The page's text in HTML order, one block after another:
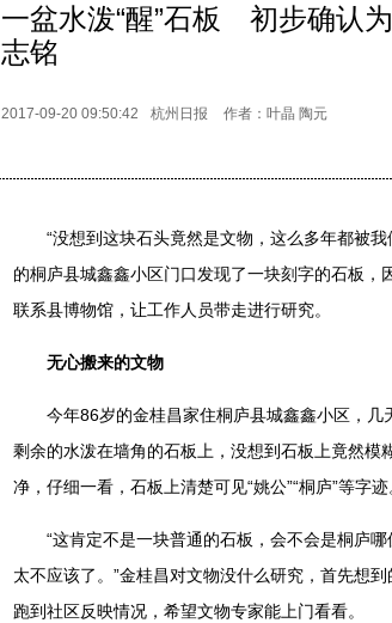
一盆水泼“醒”石板 初步确认
志铭
2017-09-20 09:50:42 杭州日报 作者：叶晶 陶元
“没想到这块石头竟然是文物，这么多年都被我
的桐庐县城鑫鑫小区门口发现了一块刻字的石板
联系县博物馆，让工作人员带走进行研究。
无心搬来的文物
今年86岁的金桂昌家住桐庐县城鑫鑫小区，几
剩余的水泼在墙角的石板上，没想到石板上竟然
净，仔细一看，石板上清楚可见“姚公”“桐庐”等字迹
“这肯定不是一块普通的石板，会不会是桐庐哪
太不应该了。”金桂昌对文物没什么研究，首先想
跑到社区反映情况，希望文物专家能上门看看。